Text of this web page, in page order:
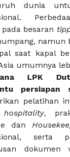
dunia
besaran
namun
saat kapal
umumnya
LPK
persiapan
pelatihan
hospitality,
dan
serta
dokumen